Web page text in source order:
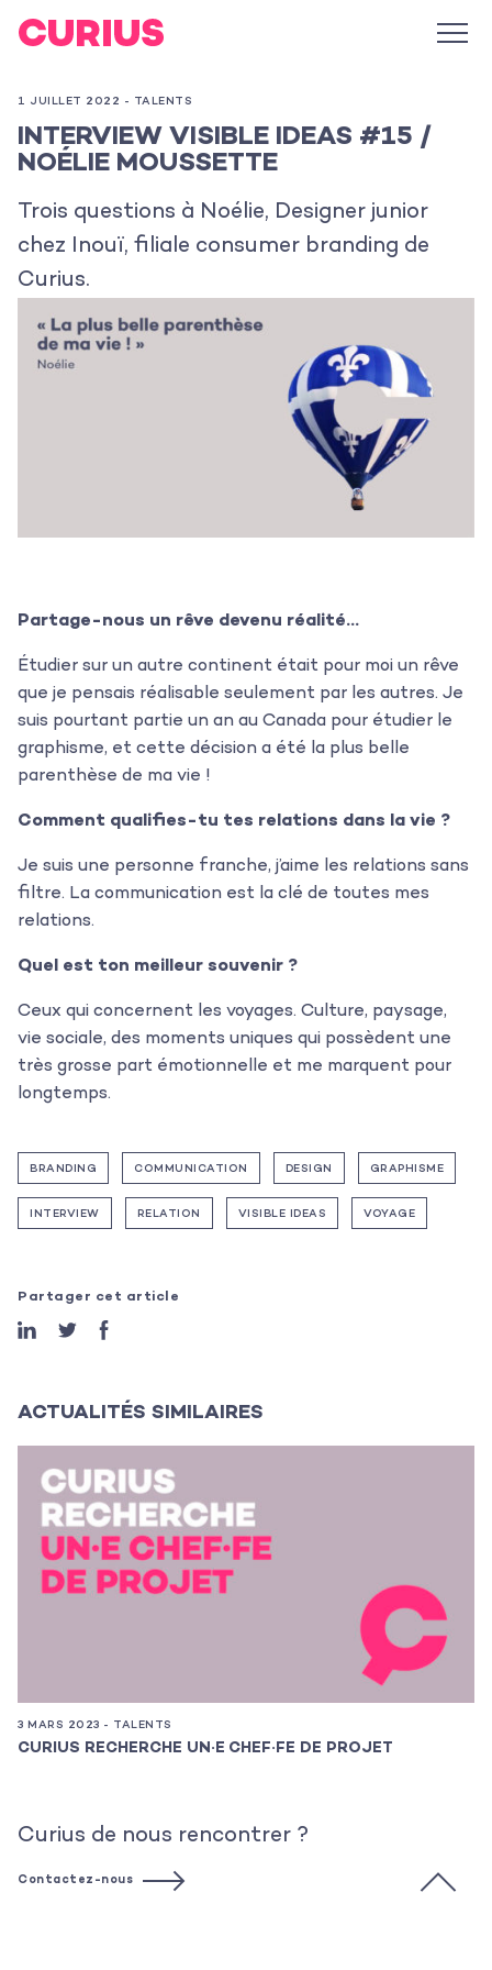
L’agence
Les projets
Les actualités
Contact
1 JUILLET 2022 - TALENTS
INTERVIEW VISIBLE IDEAS #15 /
NOÉLIE MOUSSETTE
Trois questions à Noélie, Designer junior
chez Inouï, filiale consumer branding de
Curius.
Partage-nous un rêve devenu réalité…
Étudier sur un autre continent était pour moi un rêve
que je pensais réalisable seulement par les autres. Je
suis pourtant partie un an au Canada pour étudier le
graphisme, et cette décision a été la plus belle
parenthèse de ma vie !
Comment qualifies-tu tes relations dans la vie ?
Je suis une personne franche, j’aime les relations sans
filtre. La communication est la clé de toutes mes
relations.
Quel est ton meilleur souvenir ?
Ceux qui concernent les voyages. Culture, paysage,
vie sociale, des moments uniques qui possèdent une
très grosse part émotionnelle et me marquent pour
longtemps.
BRANDING COMMUNICATION DESIGN GRAPHISME
INTERVIEW RELATION VISIBLE IDEAS VOYAGE
Partager cet article
ACTUALITÉS SIMILAIRES
3 MARS 2023 - TALENTS
CURIUS RECHERCHE UN·E CHEF·FE DE PROJET
Curius de nous rencontrer ?
Contactez-nous